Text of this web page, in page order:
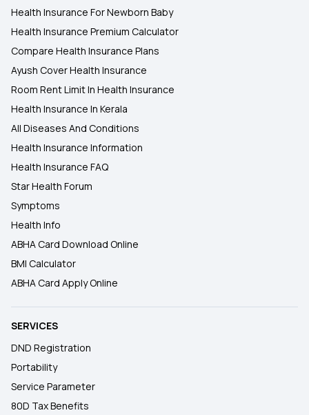
Health Insurance For Newborn Baby
Health Insurance Premium Calculator
Compare Health Insurance Plans
Ayush Cover Health Insurance
Room Rent Limit In Health Insurance
Health Insurance In Kerala
All Diseases And Conditions
Health Insurance Information
Health Insurance FAQ
Star Health Forum
Symptoms
Health Info
ABHA Card Download Online
BMI Calculator
ABHA Card Apply Online
SERVICES
DND Registration
Portability
Service Parameter
80D Tax Benefits